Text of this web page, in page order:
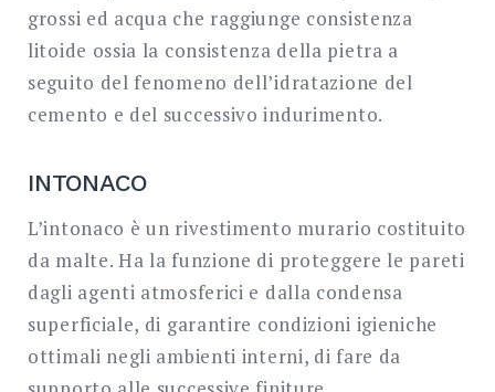
grossi ed acqua che raggiunge consistenza
litoide ossia la consistenza della pietra a
seguito del fenomeno dell’idratazione del
cemento e del successivo indurimento.
INTONACO
L’intonaco è un rivestimento murario costituito
da malte. Ha la funzione di proteggere le pareti
dagli agenti atmosferici e dalla condensa
superficiale, di garantire condizioni igieniche
ottimali negli ambienti interni, di fare da